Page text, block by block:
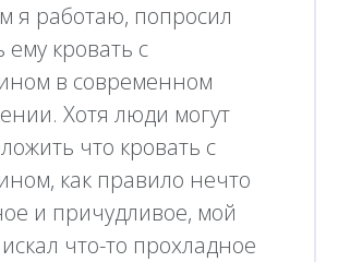
я работаю, попросил
ему кровать с
в современном
Хотя люди могут
что кровать с
как правило нечто
и причудливое, мой
что-то прохладное